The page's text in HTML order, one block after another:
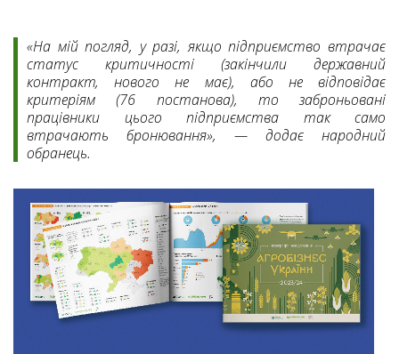
«На мій погляд, у разі, якщо підприємство втрачає
статус критичності (закінчили державний
контракт, нового не має), або не відповідає
критеріям (76 постанова), то заброньовані
працівники цього підприємства так само
втрачають бронювання», — додає народний
обранець.